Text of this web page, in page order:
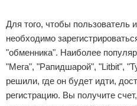
Для того, чтобы пользователь
необходимо
"обменника". Наиболее
"Мега", "Рапидшарой", "Litbit",
решили, где он будет идти,
регистрацию. Вы получите